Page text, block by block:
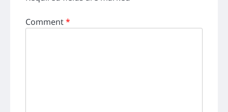
Comment*